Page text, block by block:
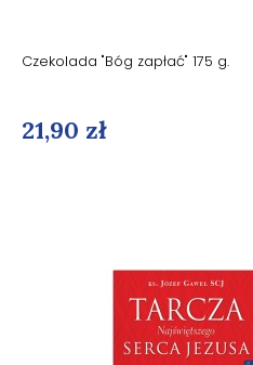
Czekolada "Bóg zapłać" 175 g.
21,90 zł